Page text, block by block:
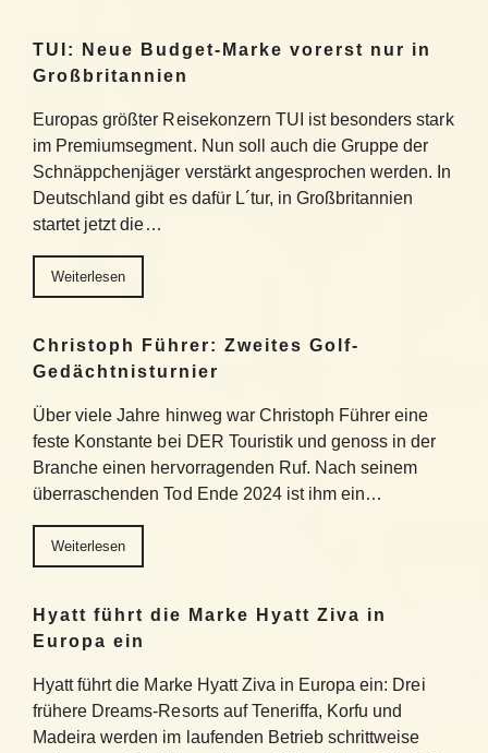
TUI: Neue Budget-Marke vorerst nur in
Großbritannien
Europas größter Reisekonzern TUI ist besonders stark
im Premiumsegment. Nun soll auch die Gruppe der
Schnäppchenjäger verstärkt angesprochen werden. In
Deutschland gibt es dafür L´tur, in Großbritannien
startet jetzt die…
Weiterlesen
Christoph Führer: Zweites Golf-
Gedächtnisturnier
Über viele Jahre hinweg war Christoph Führer eine
feste Konstante bei DER Touristik und genoss in der
Branche einen hervorragenden Ruf. Nach seinem
überraschenden Tod Ende 2024 ist ihm ein…
Weiterlesen
Hyatt führt die Marke Hyatt Ziva in
Europa ein
Hyatt führt die Marke Hyatt Ziva in Europa ein: Drei
frühere Dreams-Resorts auf Teneriffa, Korfu und
Madeira werden im laufenden Betrieb schrittweise